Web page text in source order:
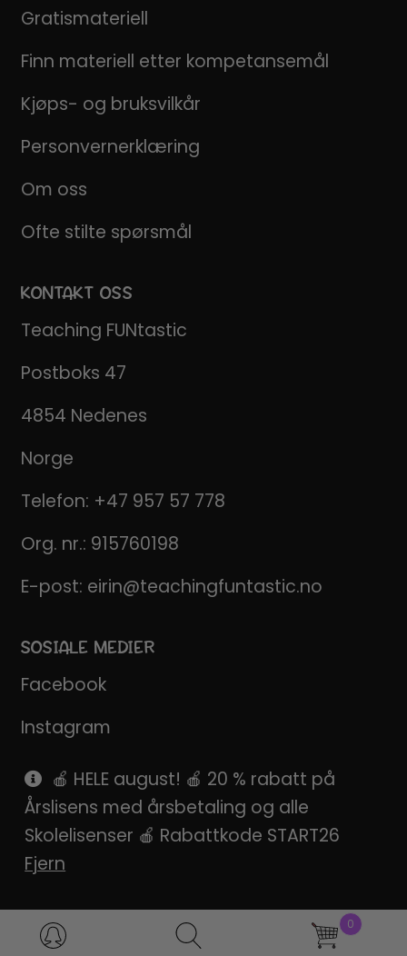
Gratismateriell
Finn materiell etter kompetansemål
Kjøps- og bruksvilkår
Personvernerklæring
Om oss
Ofte stilte spørsmål
KONTAKT OSS
Teaching FUNtastic
Postboks 47
4854 Nedenes
Norge
Telefon: +47 957 57 778
Org. nr.: 915760198
E-post: eirin@teachingfuntastic.no
SOSIALE MEDIER
Facebook
Instagram
Pinterest
SnapChat
Products
search
0
🍎 HELE august! 🍎 20 % rabatt på
Årslisens med årsbetaling og alle
Skolelisenser 🍎 Rabattkode START26
Fjern